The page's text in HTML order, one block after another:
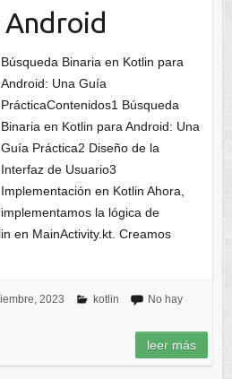
Android
Búsqueda Binaria en Kotlin para
Android: Una Guía
PrácticaContenidos1 Búsqueda
Binaria en Kotlin para Android: Una
Guía Práctica2 Diseño de la
Interfaz de Usuario3
Implementación en Kotlin Ahora,
implementamos la lógica de
en MainActivity.kt. Creamos
2023 kotlin
No hay
leer más